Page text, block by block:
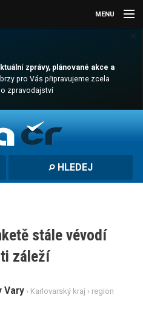
zprávy, plánované akce a
pro Vás připravujeme zcela
zpravodajství
MENU
HLEDEJ
stále vévodí
záleží
Vary › Karlovarský kraj › region